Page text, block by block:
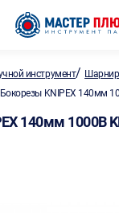
инструмент/
Бокорезы KNIPEX 140мм
140мм 1000В